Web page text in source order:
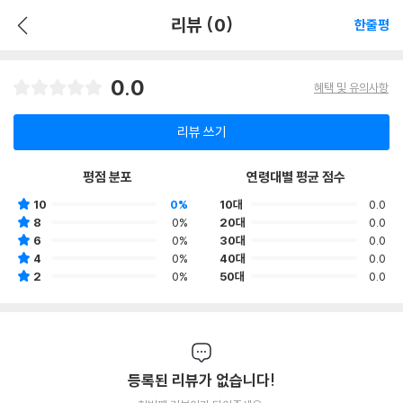
리뷰 (0) 한줄평
0.0 혜택 및 유의사항
리뷰 쓰기
평점 분포
10
0%
8
0%
6
0%
4
0%
2
0%
연령대별 평균 점수
10대
0.0
20대
0.0
30대
0.0
40대
0.0
50대
0.0
등록된 리뷰가 없습니다!